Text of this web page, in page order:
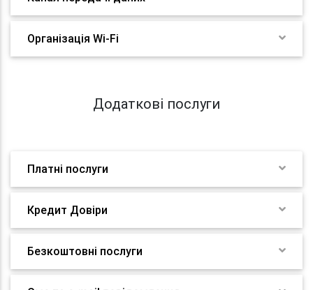
Організація Wi-Fi
Додаткові послуги
Платні послуги
Кредит Довіри
Безкоштовні послуги